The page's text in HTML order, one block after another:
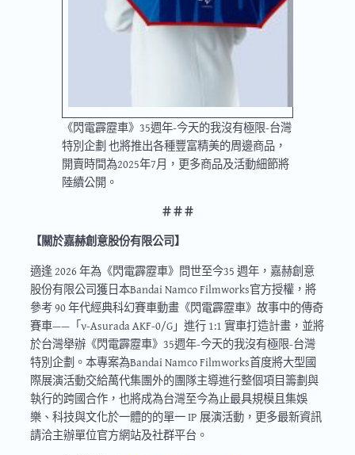
《閃電霹靂車》35週年-今天的我沒有極限-台灣
特別企劃 也將推出各種豐富精美的周邊商品，
開賣時間為2025年7月，更多商品及活動細節將
陸續公開。
＃＃＃
【關於嘉赫創意股份有限公司】
適逢 2026 年為《閃電霹靂車》問世至今35 週年，嘉赫創意
股份有限公司獲日本Bandai Namco Filmworks官方授權，將
參考 90 年代經典科幻賽車動畫《閃電霹靂車》故事中的傳奇
賽車——「ν-Asurada AKF-0/G」進行 1:1 實車打造計畫，並將
於台灣舉辦《閃電霹靂車》35週年-今天的我沒有極限-台灣
特別企劃。本專案為Bandai Namco Filmworks首度將大型國
際展演活動交給萬代集團外的團隊主導進行整個項目籌劃與
執行的跨國合作，也將成為台灣至今為止最具規模且集娛
樂、科技與文化於一體的的單一 IP 展演活動，更多最新資訊
請洽主辦單位官方網站及社群平台。